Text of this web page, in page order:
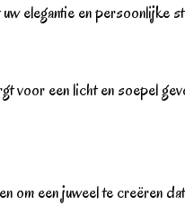
elegantie en persoonlijke
voor een licht en soepel
om een juweel te creëren